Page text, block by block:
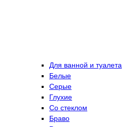
Для ванной и туалета
Белые
Серые
Глухие
Со стеклом
Браво